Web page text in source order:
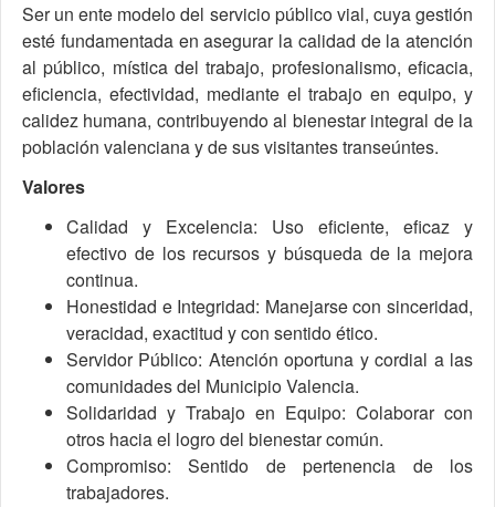
Ser un ente modelo del servicio público vial, cuya gestión
esté fundamentada en asegurar la calidad de la atención
al público, mística del trabajo, profesionalismo, eficacia,
eficiencia, efectividad, mediante el trabajo en equipo, y
calidez humana, contribuyendo al bienestar integral de la
población valenciana y de sus visitantes transeúntes.
Valores
Calidad y Excelencia: Uso eficiente, eficaz y
efectivo de los recursos y búsqueda de la mejora
continua.
Honestidad e Integridad: Manejarse con sinceridad,
veracidad, exactitud y con sentido ético.
Servidor Público: Atención oportuna y cordial a las
comunidades del Municipio Valencia.
Solidaridad y Trabajo en Equipo: Colaborar con
otros hacia el logro del bienestar común.
Compromiso: Sentido de pertenencia de los
trabajadores.